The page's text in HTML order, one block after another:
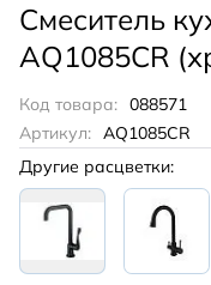
Смеситель
AQ1085CR
Код товара: 088571
Артикул: AQ1085CR
Другие расцветки: